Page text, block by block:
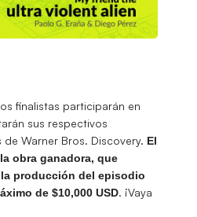
finalistas participarán en
sus respectivos
Warner Bros. Discovery. El
obra ganadora, que
producción del episodio
de $10,000 USD. ¡Vaya